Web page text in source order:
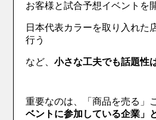
お客様と試合予想イベントを
日本代表カラーを取り入れた
行う
など、小さな工夫でも話題性
重要なのは、「商品を売る」
ベントに参加している企業」